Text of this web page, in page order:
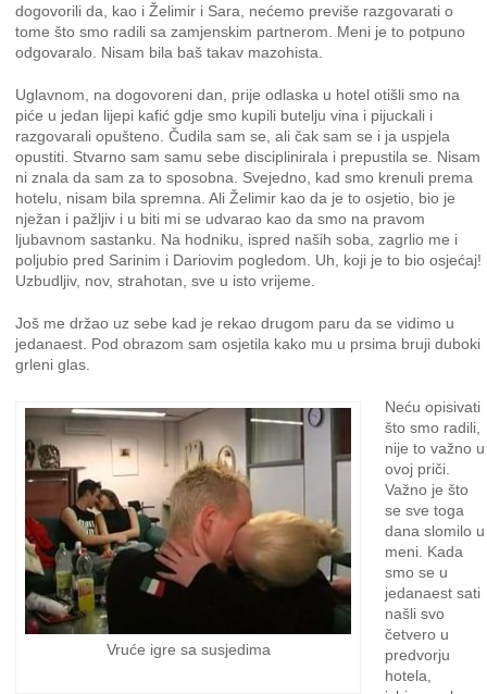
dogovorili da, kao i Želimir i Sara, nećemo previše razgovarati o
tome što smo radili sa zamjenskim partnerom. Meni je to potpuno
odgovaralo. Nisam bila baš takav mazohista.
Uglavnom, na dogovoreni dan, prije odlaska u hotel otišli smo na
piće u jedan lijepi kafić gdje smo kupili butelju vina i pijuckali i
razgovarali opušteno. Čudila sam se, ali čak sam se i ja uspjela
opustiti. Stvarno sam samu sebe disciplinirala i prepustila se. Nisam
ni znala da sam za to sposobna. Svejedno, kad smo krenuli prema
hotelu, nisam bila spremna. Ali Želimir kao da je to osjetio, bio je
nježan i pažljiv i u biti mi se udvarao kao da smo na pravom
ljubavnom sastanku. Na hodniku, ispred naših soba, zagrlio me i
poljubio pred Sarinim i Dariovim pogledom. Uh, koji je to bio osjećaj!
Uzbudljiv, nov, strahotan, sve u isto vrijeme.
Još me držao uz sebe kad je rekao drugom paru da se vidimo u
jedanaest. Pod obrazom sam osjetila kako mu u prsima bruji duboki
grleni glas.
Vruće igre sa susjedima
Neću opisivati
što smo radili,
nije to važno u
ovoj priči.
Važno je što
se sve toga
dana slomilo u
meni. Kada
smo se u
jedanaest sati
našli svo
četvero u
predvorju
hotela,